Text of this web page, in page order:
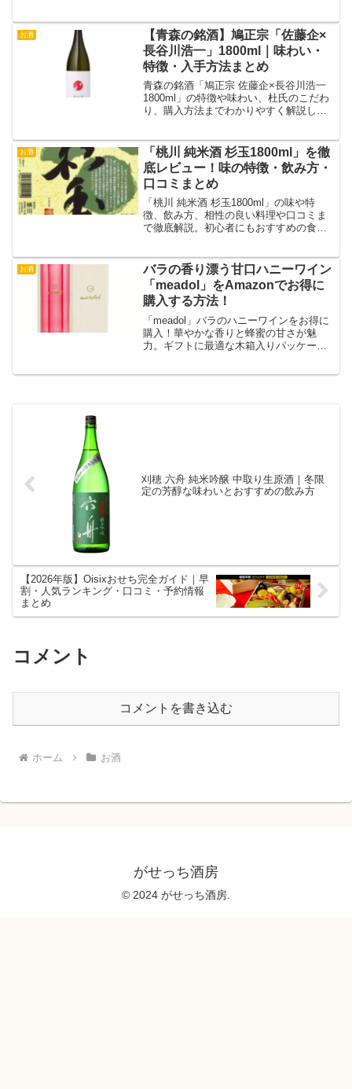
お酒
【青森の銘酒】鳩正宗「佐藤企×
長谷川浩一」1800ml｜味わい・
特徴・入手方法まとめ
青森の銘酒「鳩正宗 佐藤企×長谷川浩一
1800ml」の特徴や味わい、杜氏のこだわ
り、購入方法までわかりやすく解説しま
お酒
「桃川 純米酒 杉玉1800ml」を徹
底レビュー！味の特徴・飲み方・
口コミまとめ
「桃川 純米酒 杉玉1800ml」の味や特
徴、飲み方、相性の良い料理や口コミま
で徹底解説。初心者にもおすすめの食中
お酒
バラの香り漂う甘口ハニーワイン
「meadol」をAmazonでお得に
購入する方法！
「meadol」バラのハニーワインをお得に
購入！華やかな香りと蜂蜜の甘さが魅
力。ギフトに最適な木箱入りパッケージ
刈穂 六舟 純米吟醸 中取り生原酒｜冬限
定の芳醇な味わいとおすすめの飲み方
【2026年版】Oisixおせち完全ガイド｜早
割・人気ランキング・口コミ・予約情報
まとめ
コメント
コメントを書き込む
ホーム お酒
がせっち酒房
© 2024 がせっち酒房.